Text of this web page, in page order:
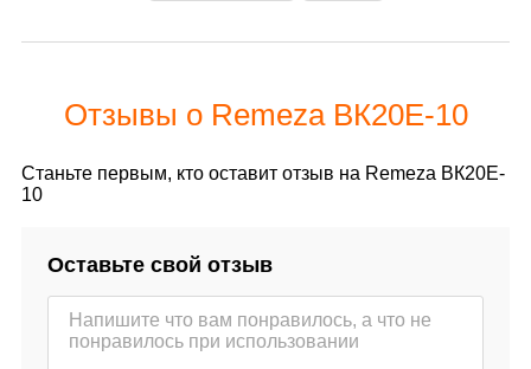
Отзывы о Remeza ВК20E-10
Станьте первым, кто оставит отзыв на Remeza ВК20E-
10
Оставьте свой отзыв